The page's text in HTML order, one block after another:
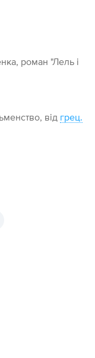
роман "Лель і
від грец.